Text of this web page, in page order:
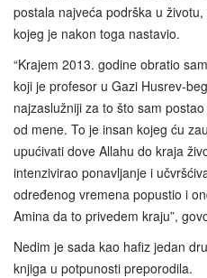
postala najveća podrška u
kojeg je nakon toga nastavio.
“Krajem 2013. godine obratio
koji je profesor u Gazi
najzaslužniji za to što sam
od mene. To je insan kojeg ću
upućivati dove Allahu do kraja
intenzivirao ponavljanje i
određenog vremena popustio i
Amina da to privedem kraju”,
Nedim je sada kao hafiz jedan
knjiga u potpunosti preporodila.